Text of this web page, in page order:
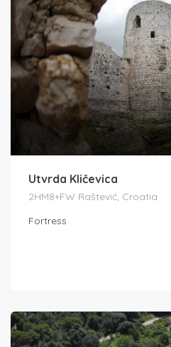
Utvrda Kličevica
2HM8+FW Raštević, Croatia
Fortress